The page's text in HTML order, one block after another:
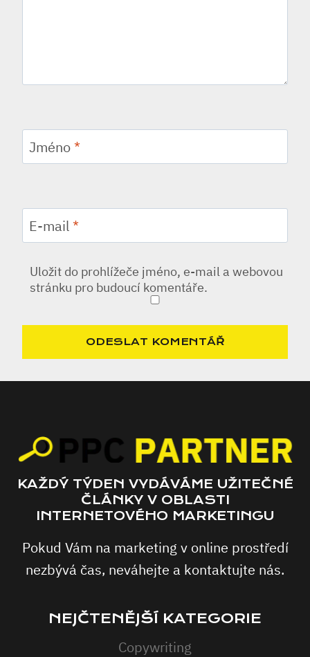
Jméno *
E-mail *
Uložit do prohlížeče jméno, e-mail a webovou
stránku pro budoucí komentáře.
KAŽDÝ TÝDEN VYDÁVÁME UŽITEČNÉ
ČLÁNKY V OBLASTI
INTERNETOVÉHO MARKETINGU
Pokud Vám na marketing v online prostředí
nezbývá čas, neváhejte a kontaktujte nás.
NEJČTENĚJŠÍ KATEGORIE
Copywriting